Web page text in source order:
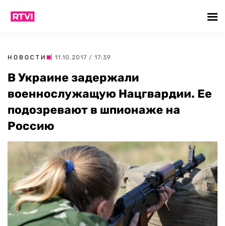
НОВОСТИ | 11.10.2017 / 17:39
В Украине задержали
военнослужащую Нацгвардии. Ее
подозревают в шпионаже на
Россию